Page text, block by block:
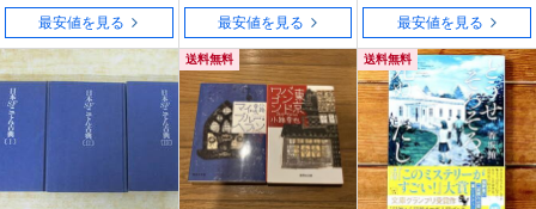
最安値を見る 最安値を見る 最安値を見る
送料無料 送料無料